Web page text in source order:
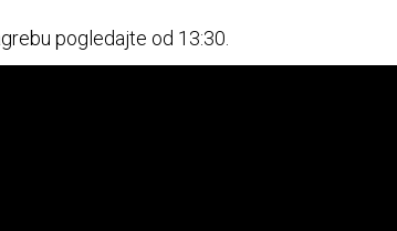
pogledajte od 13:30.